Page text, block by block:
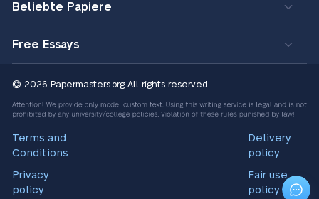
Beliebte Papiere
Free Essays
© 2026 Papermasters.org All rights reserved.
Terms and
Conditions
Privacy
policy
Delivery
policy
Fair use
policy